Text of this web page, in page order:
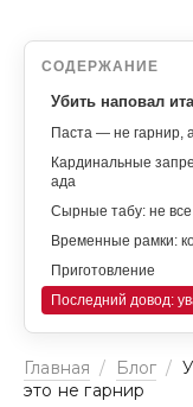
СОДЕРЖАНИЕ
Убить наповал
Паста — не гарнир,
Кардинальные
ада
Сырные табу: не все
Временные рамки:
Приготовление
Последний довод:
Главная / Блог /
это не гарнир